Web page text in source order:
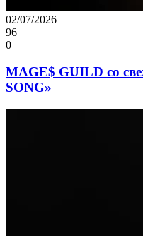
02/07/2026
96
0
MAGE$ GUILD со
SONG»